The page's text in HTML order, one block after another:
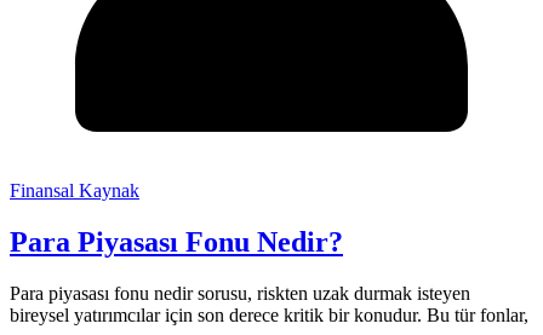
Finansal Kaynak
Para Piyasası Fonu Nedir?
Para piyasası fonu nedir sorusu, riskten uzak durmak isteyen
bireysel yatırımcılar için son derece kritik bir konudur. Bu tür fonlar,